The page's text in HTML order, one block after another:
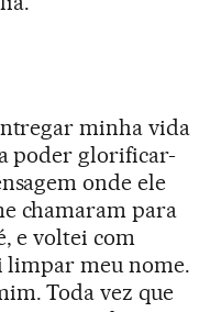
minha vida
poder glorificar-
onde ele
chamaram para
e voltei com
limpar meu nome.
Toda vez que